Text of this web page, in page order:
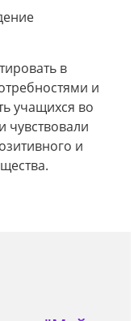
в
и
учащихся во
чувствовали
и